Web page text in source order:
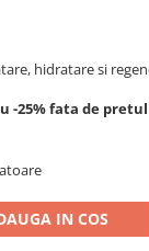
hidratare si
-25% fata de
IN COS